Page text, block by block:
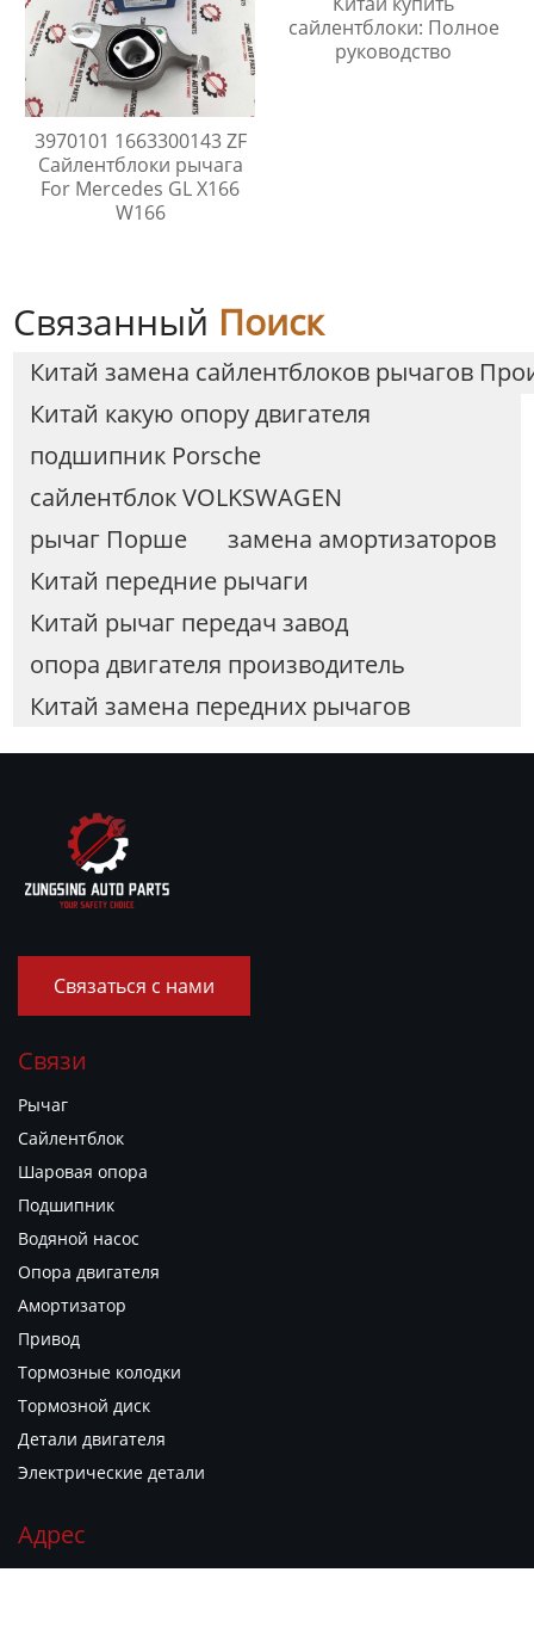
3970101 1663300143 ZF
Сайлентблоки рычага
For Mercedes GL X166
W166
сайлентблоки: Полное
руководство
Связанный Поиск
Китай замена сайлентблоков рычагов
Китай какую опору двигателя
подшипник Porsche
сайлентблок VOLKSWAGEN
рычаг Порше
замена амортизаторов
Китай передние рычаги
Китай рычаг передач завод
опора двигателя производитель
Китай замена передних рычагов
Связаться с нами
Связи
Рычаг
Сайлентблок
Шаровая опора
Подшипник
Водяной насос
Опора двигателя
Амортизатор
Привод
Тормозные колодки
Тормозной диск
Детали двигателя
Электрические детали
Адрес